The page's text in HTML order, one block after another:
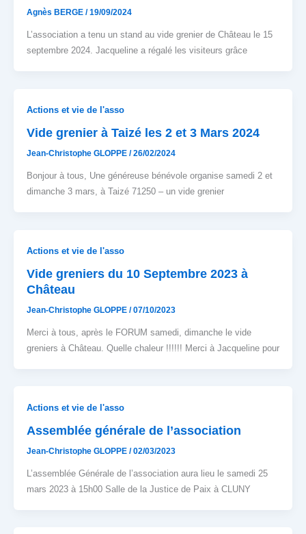
Agnès BERGE /19/09/2024
L’association a tenu un stand au vide grenier de Château le 15
septembre 2024. Jacqueline a régalé les visiteurs grâce
Actions et vie de l'asso
Vide grenier à Taizé les 2 et 3 Mars 2024
Jean-Christophe GLOPPE /26/02/2024
Bonjour à tous, Une généreuse bénévole organise samedi 2 et
dimanche 3 mars, à Taizé 71250 – un vide grenier
Actions et vie de l'asso
Vide greniers du 10 Septembre 2023 à
Château
Jean-Christophe GLOPPE /07/10/2023
Merci à tous, après le FORUM samedi, dimanche le vide
greniers à Château. Quelle chaleur !!!!!! Merci à Jacqueline pour
Actions et vie de l'asso
Assemblée générale de l’association
Jean-Christophe GLOPPE /02/03/2023
L’assemblée Générale de l’association aura lieu le samedi 25
mars 2023 à 15h00 Salle de la Justice de Paix à CLUNY